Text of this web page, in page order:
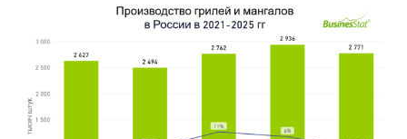
Экспертные опросы.
Материалы участников отечественного и
консалтинговых агентств.